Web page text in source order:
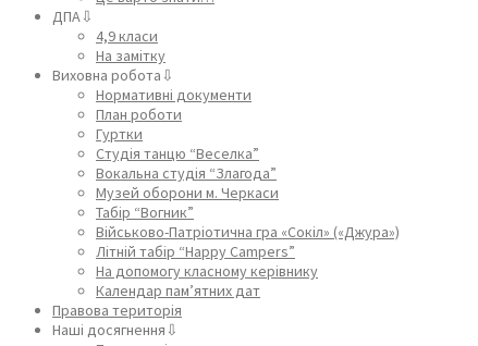
ДПА⇩
4,9 класи
На замітку
Виховна робота⇩
Нормативні документи
План роботи
Гуртки
Студія танцю “Веселка”
Вокальна студія “Злагода”
Музей оборони м. Черкаси
Табір “Вогник”
Військово-Патріотична гра «Сокіл» («Джура»)
Літній табір “Happy Campers”
На допомогу класному керівнику
Календар пам’ятних дат
Правова територія
Наші досягнення⇩